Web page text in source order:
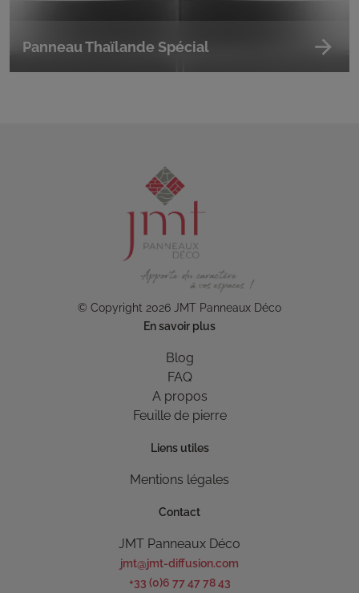
Panneau Thaïlande Spécial
© Copyright 2026 JMT Panneaux Déco
En savoir plus
Blog
FAQ
A propos
Feuille de pierre
Liens utiles
Mentions légales
Contact
JMT Panneaux Déco
jmt@jmt-diffusion.com
+33 (0)6 77 47 78 43